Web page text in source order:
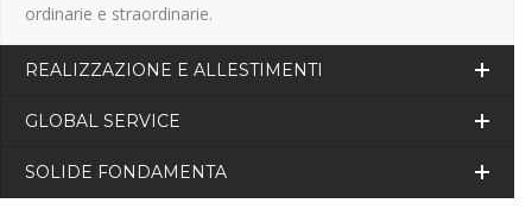
ordinarie e straordinarie.
REALIZZAZIONE E ALLESTIMENTI
GLOBAL SERVICE
SOLIDE FONDAMENTA